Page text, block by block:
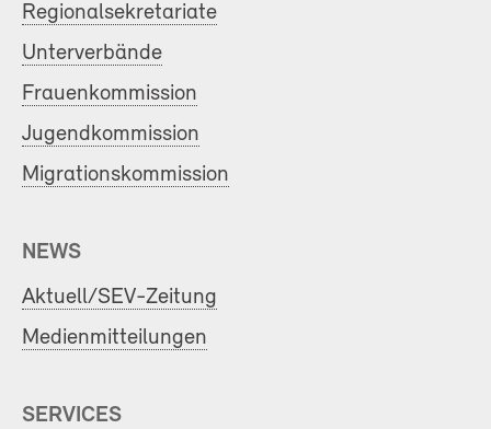
Regionalsekretariate
Unterverbände
Frauenkommission
Jugendkommission
Migrationskommission
NEWS
Aktuell/SEV-Zeitung
Medienmitteilungen
SERVICES